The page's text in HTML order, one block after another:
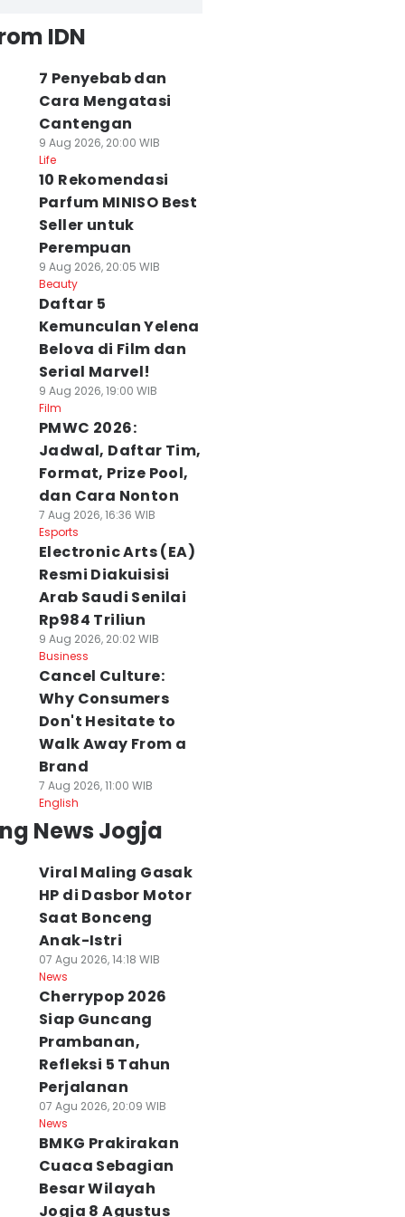
IDN
7 Penyebab dan
Cara Mengatasi
Cantengan
9 Aug 2026, 20:00 WIB
Life
10 Rekomendasi
Parfum MINISO Best
Seller untuk
Perempuan
9 Aug 2026, 20:05 WIB
Beauty
Daftar 5
Kemunculan Yelena
Belova di Film dan
Serial Marvel!
9 Aug 2026, 19:00 WIB
Film
PMWC 2026:
Jadwal, Daftar Tim,
Format, Prize Pool,
dan Cara Nonton
7 Aug 2026, 16:36 WIB
Esports
Electronic Arts (EA)
Resmi Diakuisisi
Arab Saudi Senilai
Rp984 Triliun
9 Aug 2026, 20:02 WIB
Business
Cancel Culture:
Why Consumers
Don't Hesitate to
Walk Away From a
Brand
7 Aug 2026, 11:00 WIB
English
News Jogja
Viral Maling Gasak
HP di Dasbor Motor
Saat Bonceng
Anak-Istri
07 Agu 2026, 14:18 WIB
News
Cherrypop 2026
Siap Guncang
Prambanan,
Refleksi 5 Tahun
Perjalanan
07 Agu 2026, 20:09 WIB
News
BMKG Prakirakan
Cuaca Sebagian
Besar Wilayah
Jogja 8 Agustus